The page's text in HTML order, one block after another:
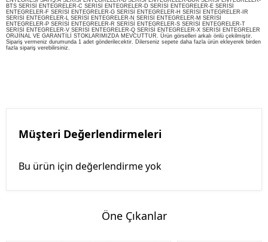
BTS SERİSİ ENTEGRELER-C SERİSİ ENTEGRELER-D SERİSİ ENTEGRELER-E SERİSİ
ENTEGRELER-F SERİSİ ENTEGRELER-G SERİSİ ENTEGRELER-H SERİSİ ENTEGRELER-IR
SERİSİ ENTEGRELER-L SERİSİ ENTEGRELER-N SERİSİ ENTEGRELER-M SERİSİ
ENTEGRELER-P SERİSİ ENTEGRELER-R SERİSİ ENTEGRELER-S SERİSİ ENTEGRELER-T
SERİSİ ENTEGRELER-V SERİSİ ENTEGRELER-Q SERİSİ ENTEGRELER-X SERİSİ ENTEGRELER
ORiJİNAL VE GARANTİLİ STOKLARIMIZDA MEVCUTTUR. Ürün görselleri arkalı önlü çekilmiştir.
Sipariş vermeniz durumunda 1 adet gönderilecektir. Dilerseniz sepete daha fazla ürün ekleyerek birden
fazla sipariş verebilirsiniz.
Müşteri Değerlendirmeleri
Bu ürün için değerlendirme yok
Öne Çıkanlar